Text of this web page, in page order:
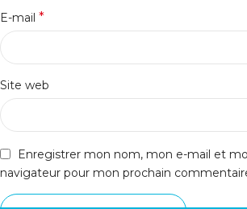
E-mail *
Site web
Enregistrer mon nom, mon e-mail et
navigateur pour mon prochain